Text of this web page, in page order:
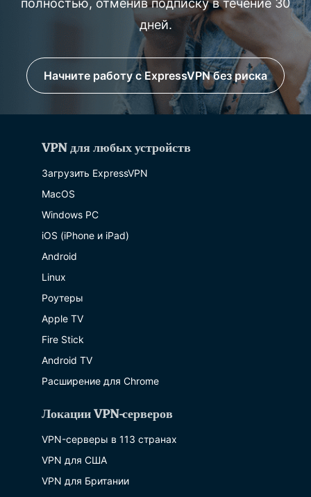
дней.
Начните работу с ExpressVPN без риска
VPN для любых устройств
Загрузить ExpressVPN
MacOS
Windows PC
iOS (iPhone и iPad)
Android
Linux
Роутеры
Apple TV
Fire Stick
Android TV
Расширение для Chrome
Локации VPN-серверов
VPN-серверы в 113 странах
VPN для США
VPN для Британии